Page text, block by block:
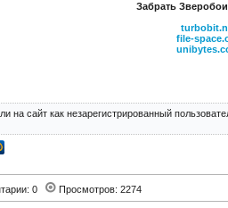
Забрать
file-
на сайт как незарегистрированный
0 Просмотров: 2274